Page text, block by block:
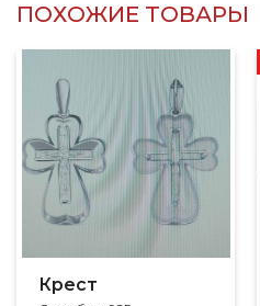
ПОХОЖИЕ ТОВАРЫ
Крест